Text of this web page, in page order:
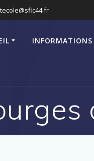
INFORMATIONS